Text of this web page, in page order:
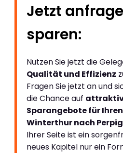
Jetzt
sparen:
Nutzen Sie jetzt die
Qualität und Effizienz
Fragen Sie jetzt an und
die Chance auf
Sparangebote für
Winterthur nach
Ihrer Seite ist ein
neues Kapitel nur ein